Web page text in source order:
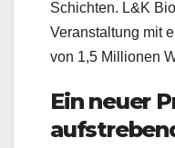
Schichten. L&K
Veranstaltung mit
von 1,5 Millionen
Ein neuer